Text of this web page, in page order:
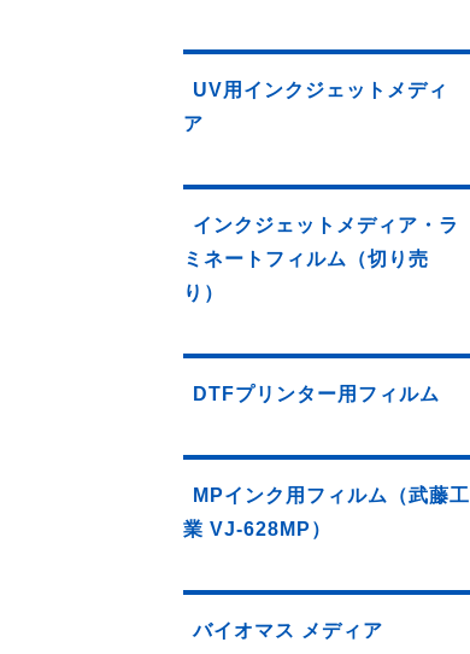
UV用インクジェットメディ
ア
インクジェットメディア・ラ
ミネートフィルム（切り売
り）
DTFプリンター用フィルム
MPインク用フィルム（武藤工
業 VJ-628MP）
バイオマス メディア